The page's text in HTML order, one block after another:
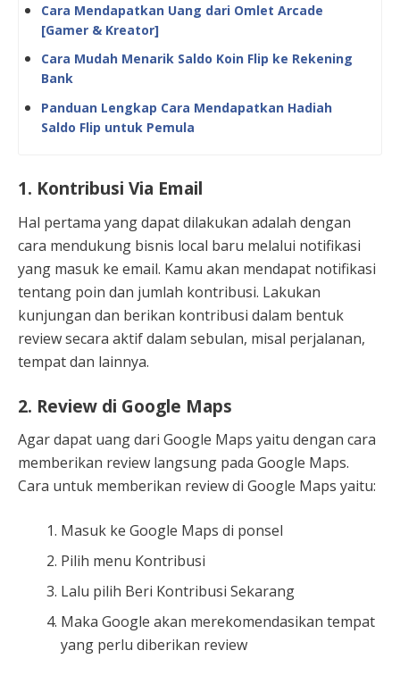
Cara Mendapatkan Uang dari Omlet Arcade
[Gamer & Kreator]
Cara Mudah Menarik Saldo Koin Flip ke Rekening
Bank
Panduan Lengkap Cara Mendapatkan Hadiah
Saldo Flip untuk Pemula
1. Kontribusi Via Email
Hal pertama yang dapat dilakukan adalah dengan
cara mendukung bisnis local baru melalui notifikasi
yang masuk ke email. Kamu akan mendapat notifikasi
tentang poin dan jumlah kontribusi. Lakukan
kunjungan dan berikan kontribusi dalam bentuk
review secara aktif dalam sebulan, misal perjalanan,
tempat dan lainnya.
2. Review di Google Maps
Agar dapat uang dari Google Maps yaitu dengan cara
memberikan review langsung pada Google Maps.
Cara untuk memberikan review di Google Maps yaitu:
Masuk ke Google Maps di ponsel
Pilih menu Kontribusi
Lalu pilih Beri Kontribusi Sekarang
Maka Google akan merekomendasikan tempat
yang perlu diberikan review